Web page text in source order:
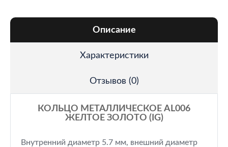
Описание
Характеристики
Отзывов (0)
КОЛЬЦО МЕТАЛЛИЧЕСКОЕ AL006
ЖЕЛТОЕ ЗОЛОТО (IG)
Внутренний диаметр 5.7 мм, внешний диаметр